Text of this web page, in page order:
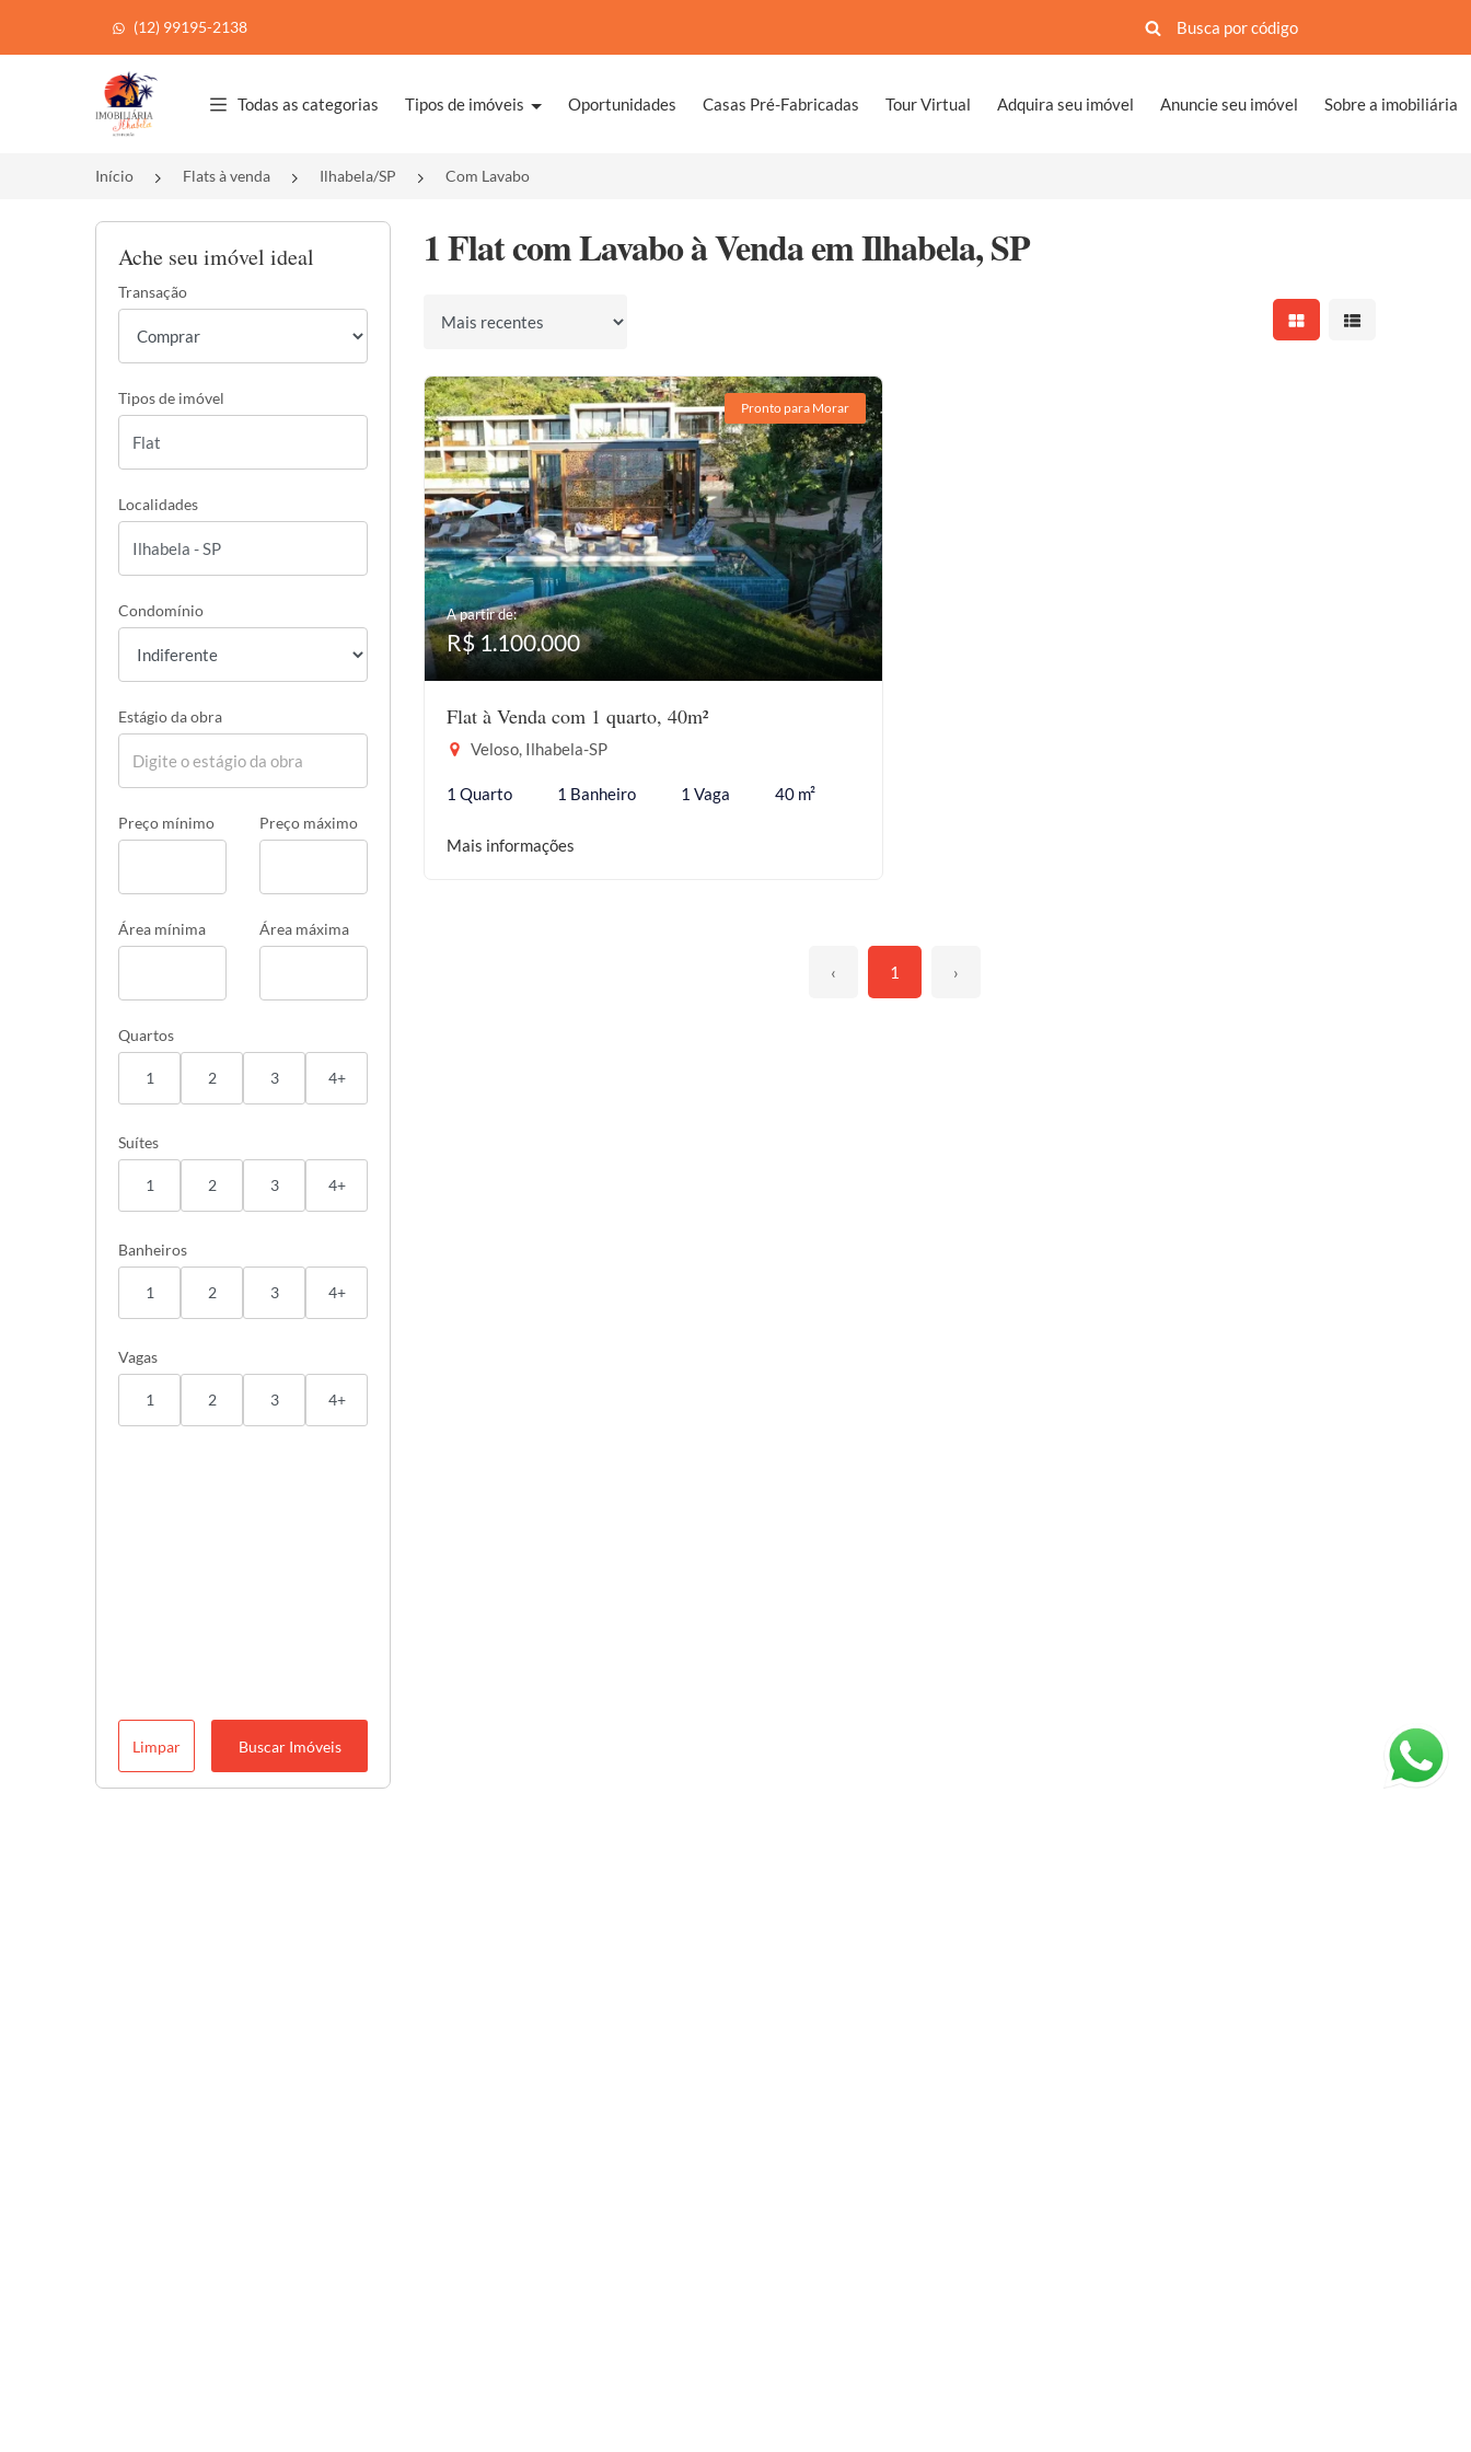
(12) 99195-2138
Página inicial
Todas as categorias Tipos de imóveis Oportunidades Casas Pré-Fabricadas Tour Virtual Adquira seu imóvel Anuncie seu imóvel Sobre a imobiliária
Início Flats à venda Ilhabela/SP Com Lavabo
Ache seu imóvel ideal
Transação
Tipos de imóvel
Localidades
Condomínio
Estágio da obra
Preço mínimo Preço máximo
Área mínima Área máxima
Quartos
1 2 3 4+
Suítes
1 2 3 4+
Banheiros
1 2 3 4+
Vagas
1 2 3 4+
Limpar Buscar Imóveis
1 Flat com Lavabo à Venda em Ilhabela, SP
Ordenar por Mostrar resultados em
Mostrar
Pronto para Morar
A partir de:
R$ 1.100.000
Flat à Venda com 1 quarto, 40m²
Veloso, Ilhabela-SP
1 Quarto 1 Banheiro 1 Vaga 40 m²
Mais informações
‹ 1 ›